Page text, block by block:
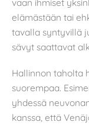
vaan ihmiset
elämästään tai
tavalla syntyvillä
sävyt saattavat
Hallinnon taholta
suorempaa.
yhdessä
kanssa, että